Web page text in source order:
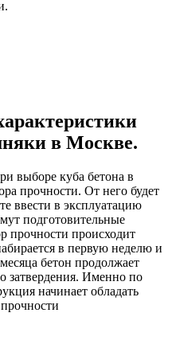
в Москве.
выборе куба бетона в
прочности. От него будет
ввести в эксплуатацию
подготовительные
прочности происходит
в первую неделю и
бетон продолжает
затвердения. Именно по
начинает обладать